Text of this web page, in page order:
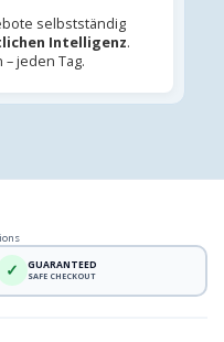
selbstständig
Intelligenz.
jeden Tag.
✓ GUARANTEED
SAFE CHECKOUT